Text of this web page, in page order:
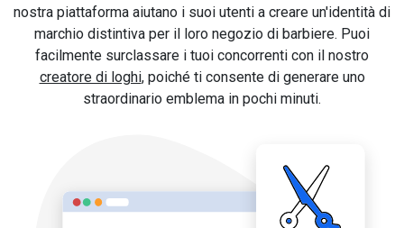
nostra piattaforma aiutano i suoi utenti a creare un'identità di
marchio distintiva per il loro negozio di barbiere. Puoi
facilmente surclassare i tuoi concorrenti con il nostro
creatore di loghi, poiché ti consente di generare uno
straordinario emblema in pochi minuti.